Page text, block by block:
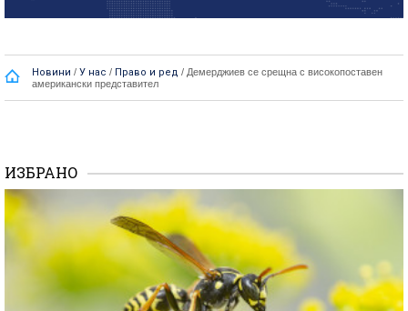
Новини / У нас / Право и ред / Демерджиев се срещна с високопоставен
американски представител
ИЗБРАНО